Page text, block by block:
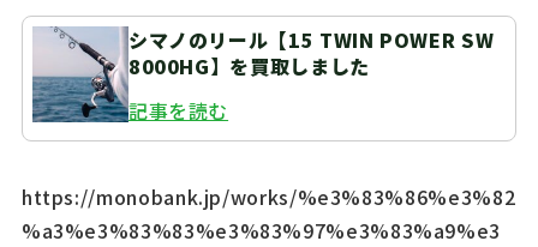
シマノのリール【15 TWIN POWER SW
8000HG】を買取しました
記事を読む
https://monobank.jp/works/%e3%83%86%e3%82
%a3%e3%83%83%e3%83%97%e3%83%a9%e3